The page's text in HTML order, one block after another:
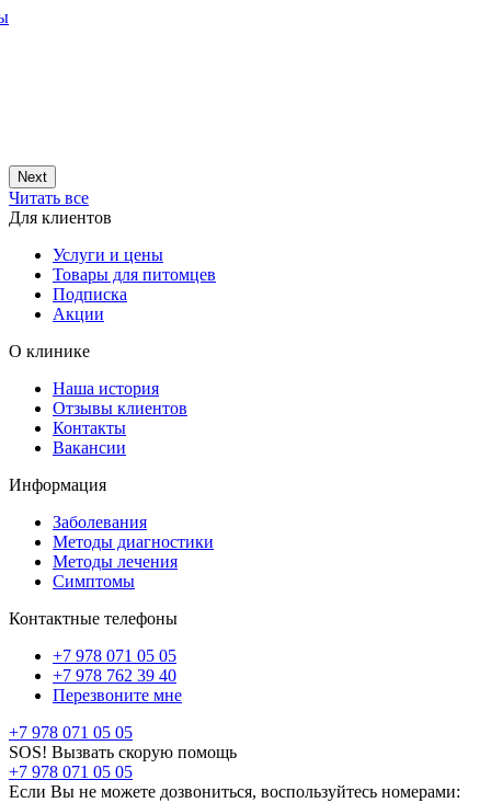
Next
Читать все
Для клиентов
Услуги и цены
Товары для питомцев
Подписка
Акции
О клинике
Наша история
Отзывы клиентов
Контакты
Вакансии
Информация
Заболевания
Методы диагностики
Методы лечения
Симптомы
Контактные телефоны
+7 978 071 05 05
+7 978 762 39 40
Перезвоните мне
+7 978 071 05 05
SOS! Вызвать скорую помощь
+7 978 071 05 05
Если Вы не можете дозвониться, воспользуйтесь номерами: